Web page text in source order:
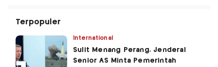
Terpopuler
International
Sulit Menang Perang, Jenderal
Senior AS Minta Pemerintah